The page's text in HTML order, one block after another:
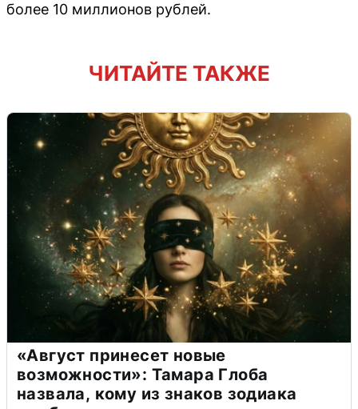
более 10 миллионов рублей.
ЧИТАЙТЕ ТАКЖЕ
«Август принесет новые
возможности»: Тамара Глоба
назвала, кому из знаков зодиака